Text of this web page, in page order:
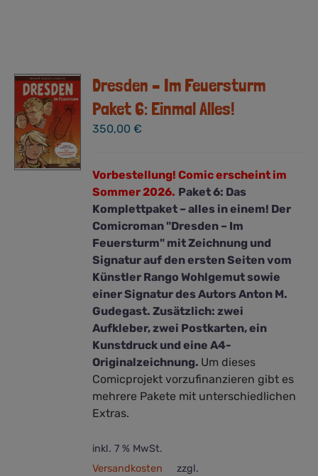
Dresden – Im Feuersturm
Paket 6: Einmal Alles!
350,00€
Vorbestellung! Comic erscheint im
Sommer 2026. Paket 6: Das
Komplettpaket – alles in einem! Der
Comicroman "Dresden – Im
Feuersturm" mit Zeichnung und
Signatur auf den ersten Seiten vom
Künstler Rango Wohlgemut sowie
einer Signatur des Autors Anton M.
Gudegast. Zusätzlich: zwei
Aufkleber, zwei Postkarten, ein
Kunstdruck und eine A4-
Originalzeichnung. Um dieses
Comicprojekt vorzufinanzieren gibt es
mehrere Pakete mit unterschiedlichen
Extras.
inkl. 7 % MwSt.
zzgl.
Versandkosten